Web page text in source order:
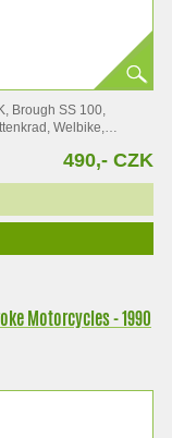
Brough SS 100,
Welbike,
490,- CZK
Motorcycles - 1990